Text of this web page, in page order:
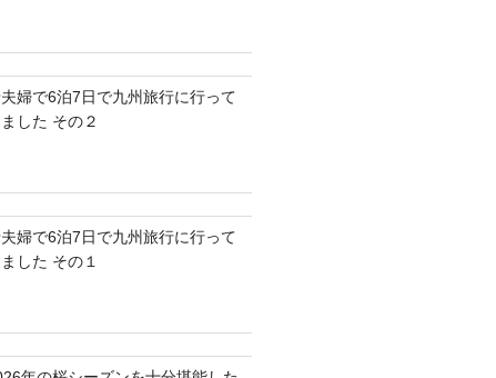
婦で6泊7日で九州旅行に行って
した その２
婦で6泊7日で九州旅行に行って
した その１